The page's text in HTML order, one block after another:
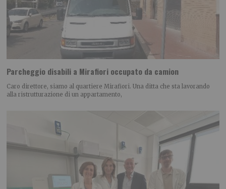
Parcheggio disabili a Mirafiori occupato da camion
Caro direttore, siamo al quartiere Mirafiori. Una ditta che sta lavorando
alla ristrutturazione di un appartamento,